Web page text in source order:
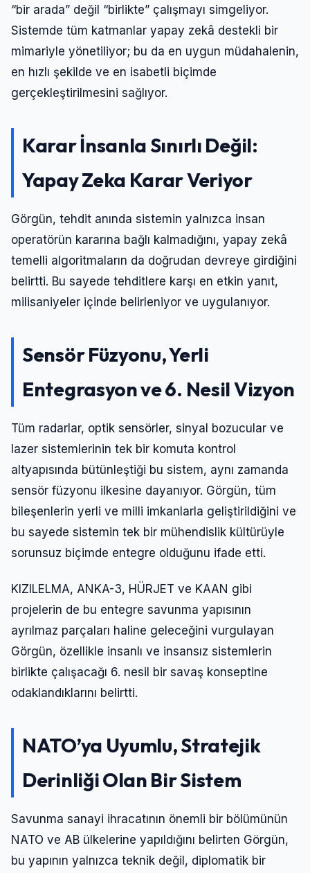
“bir arada” değil “birlikte” çalışmayı simgeliyor.
Sistemde tüm katmanlar yapay zekâ destekli bir
mimariyle yönetiliyor; bu da en uygun müdahalenin,
en hızlı şekilde ve en isabetli biçimde
gerçekleştirilmesini sağlıyor.
Karar İnsanla Sınırlı Değil:
Yapay Zeka Karar Veriyor
Görgün, tehdit anında sistemin yalnızca insan
operatörün kararına bağlı kalmadığını, yapay zekâ
temelli algoritmaların da doğrudan devreye girdiğini
belirtti. Bu sayede tehditlere karşı en etkin yanıt,
milisaniyeler içinde belirleniyor ve uygulanıyor.
Sensör Füzyonu, Yerli
Entegrasyon ve 6. Nesil Vizyon
Tüm radarlar, optik sensörler, sinyal bozucular ve
lazer sistemlerinin tek bir komuta kontrol
altyapısında bütünleştiği bu sistem, aynı zamanda
sensör füzyonu ilkesine dayanıyor. Görgün, tüm
bileşenlerin yerli ve milli imkanlarla geliştirildiğini ve
bu sayede sistemin tek bir mühendislik kültürüyle
sorunsuz biçimde entegre olduğunu ifade etti.
KIZILELMA, ANKA-3, HÜRJET ve KAAN gibi
projelerin de bu entegre savunma yapısının
ayrılmaz parçaları haline geleceğini vurgulayan
Görgün, özellikle insanlı ve insansız sistemlerin
birlikte çalışacağı 6. nesil bir savaş konseptine
odaklandıklarını belirtti.
NATO’ya Uyumlu, Stratejik
Derinliği Olan Bir Sistem
Savunma sanayi ihracatının önemli bir bölümünün
NATO ve AB ülkelerine yapıldığını belirten Görgün,
bu yapının yalnızca teknik değil, diplomatik bir
Şifre
Beni Hatırla Şifremi Unuttum